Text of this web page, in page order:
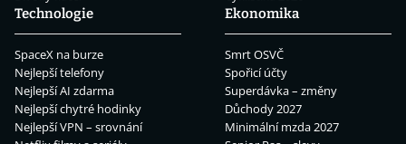
Technologie
SpaceX na burze
Nejlepší telefony
Nejlepší AI zdarma
Nejlepší chytré hodinky
Nejlepší VPN – srovnání
Ekonomika
Smrt OSVČ
Spořicí účty
Superdávka – změny
Důchody 2027
Minimální mzda 2027